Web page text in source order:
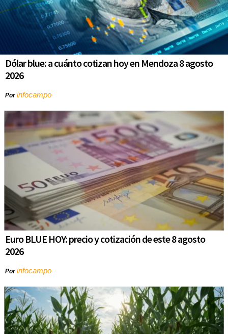
Dólar blue: a cuánto cotizan hoy en Mendoza 8 agosto
2026
Porinfocampo
Euro BLUE HOY: precio y cotización de este 8 agosto
2026
Porinfocampo